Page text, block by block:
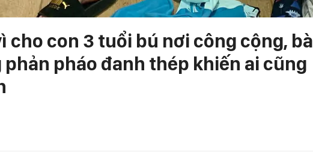
cho con 3 tuổi bú nơi công cộng, bà
phản pháo đanh thép khiến ai cũng